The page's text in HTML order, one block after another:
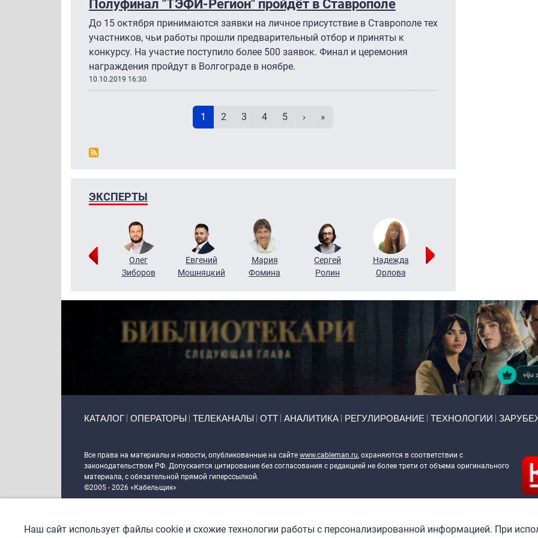
Полуфинал "ТЭФИ-Регион" пройдёт в Ставрополе
До 15 октября принимаются заявки на личное присутствие в Ставрополе тех
участников, чьи работы прошли предварительный отбор и приняты к
конкурсу. На участие поступило более 500 заявок. Финал и церемония
награждения пройдут в Волгограде в ноябре.
10.10.2019 16:30
Текущая страница
1 Page
2 Page
3 Page
4 Page
5 Следующая страница
› Последняя страница
»
ЭКСПЕРТЫ
Григорий
Олег
Зиборов
Евгений
Мошняцкий
Мария
Фомина
Сергей
Ролин
Надежда
Орлова
КАТАЛОГ ОПЕРАТОРЫ ТЕЛЕКАНАЛЫ ОТТ АНАЛИТИКА РЕГУЛИРОВАНИЕ ТЕХНОЛОГИИ
Все права на материалы и новости, опубликованные на сайте www.cableman.ru, охраняются в соответствии с
законодательством РФ. Допускается цитирование без согласования с редакцией не более трети от объема оригинального
материала, с обязательной прямой гиперссылкой.
©2005 - 2026 «Кабельщик»
DrupalCoder — поддержка сайта c 2017 года
Наш сайт использует файлы cookie и схожие технологии работы с персонализированной информацией. При